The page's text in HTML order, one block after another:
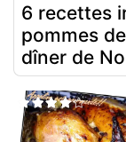
6 recettes
pommes
dîner de